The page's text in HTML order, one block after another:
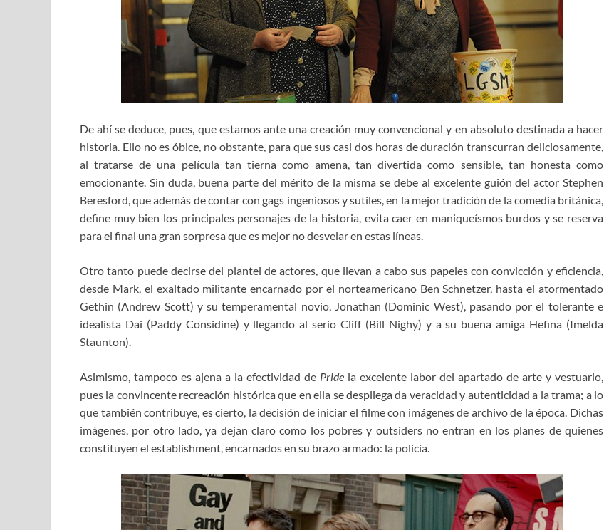
De ahí se deduce, pues, que estamos ante una creación muy convencional y en absoluto destinada a hacer
historia. Ello no es óbice, no obstante, para que sus casi dos horas de duración transcurran deliciosamente,
al tratarse de una película tan tierna como amena, tan divertida como sensible, tan honesta como
emocionante. Sin duda, buena parte del mérito de la misma se debe al excelente guión del actor Stephen
Beresford, que además de contar con gags ingeniosos y sutiles, en la mejor tradición de la comedia británica,
define muy bien los principales personajes de la historia, evita caer en maniqueísmos burdos y se reserva
para el final una gran sorpresa que es mejor no desvelar en estas líneas.
Otro tanto puede decirse del plantel de actores, que llevan a cabo sus papeles con convicción y eficiencia,
desde Mark, el exaltado militante encarnado por el norteamericano Ben Schnetzer, hasta el atormentado
Gethin (Andrew Scott) y su temperamental novio, Jonathan (Dominic West), pasando por el tolerante e
idealista Dai (Paddy Considine) y llegando al serio Cliff (Bill Nighy) y a su buena amiga Hefina (Imelda
Staunton).
Asimismo, tampoco es ajena a la efectividad de Pride la excelente labor del apartado de arte y vestuario,
pues la convincente recreación histórica que en ella se despliega da veracidad y autenticidad a la trama; a lo
que también contribuye, es cierto, la decisión de iniciar el filme con imágenes de archivo de la época. Dichas
imágenes, por otro lado, ya dejan claro como los pobres y outsiders no entran en los planes de quienes
constituyen el establishment, encarnados en su brazo armado: la policía.